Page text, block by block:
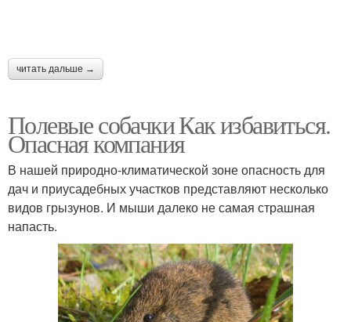
читать дальше →
Полевые собачки Как избавиться.
Опасная компания
В нашей природно-климатической зоне опасность для
дач и приусадебных участков представляют несколько
видов грызунов. И мыши далеко не самая страшная
напасть.